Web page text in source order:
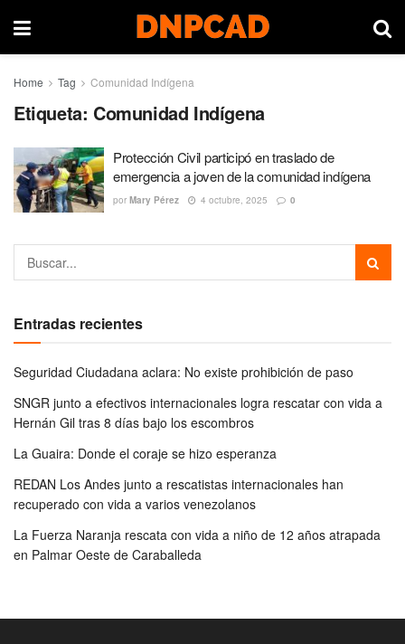
Home Tag Comunidad Indígena
Etiqueta: Comunidad Indígena
Protección Civil participó en traslado de
emergencia a joven de la comunidad indígena
por Mary Pérez 4 octubre, 2025 0
Entradas recientes
Seguridad Ciudadana aclara: No existe prohibición de paso
SNGR junto a efectivos internacionales logra rescatar con vida a
Hernán Gil tras 8 días bajo los escombros
La Guaira: Donde el coraje se hizo esperanza
REDAN Los Andes junto a rescatistas internacionales han
recuperado con vida a varios venezolanos
La Fuerza Naranja rescata con vida a niño de 12 años atrapada
en Palmar Oeste de Caraballeda